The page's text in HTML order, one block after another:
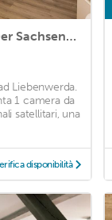
Ferienwohnungen am Markt - Der Sachsenhof
Liebenwerda.
1 camera da
satellitari, una
disponibilità